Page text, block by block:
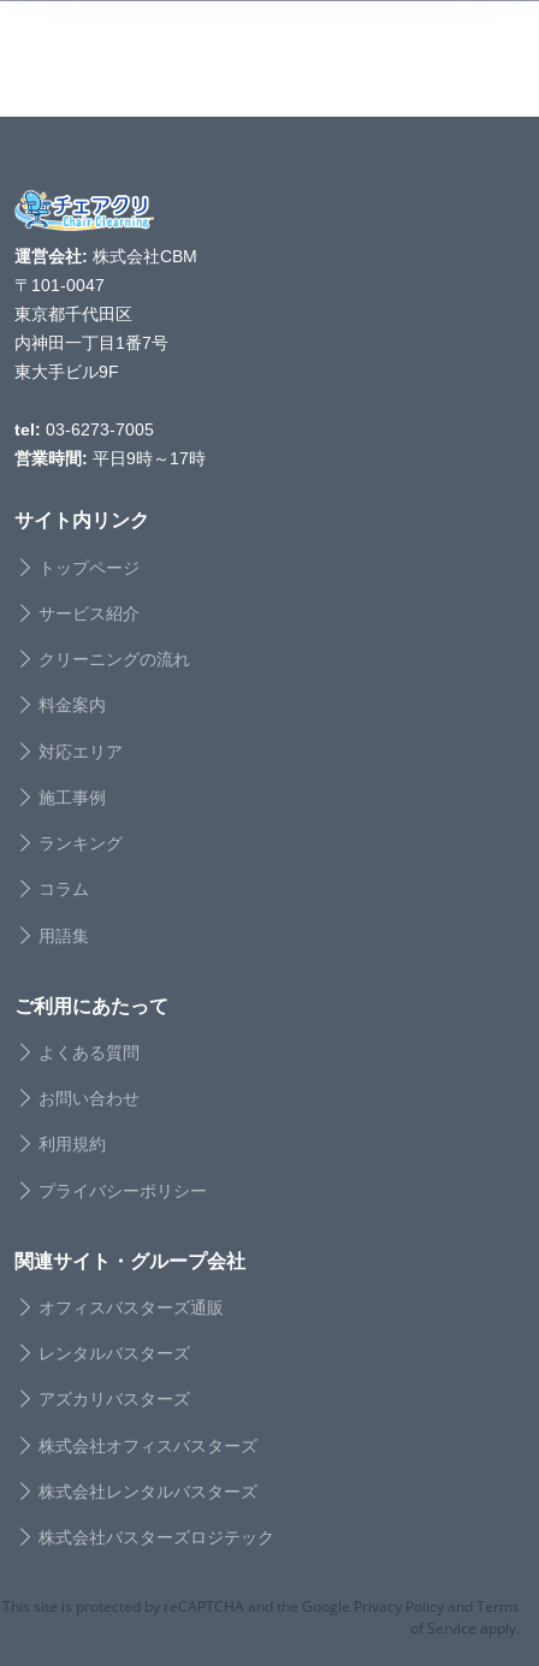
運営会社: 株式会社CBM
〒101-0047
東京都千代田区
内神田一丁目1番7号
東大手ビル9F
tel: 03-6273-7005
営業時間: 平日9時～17時
サイト内リンク
トップページ
サービス紹介
クリーニングの流れ
料金案内
対応エリア
施工事例
ランキング
コラム
用語集
ご利用にあたって
よくある質問
お問い合わせ
利用規約
プライバシーポリシー
関連サイト・グループ会社
オフィスバスターズ通販
レンタルバスターズ
アズカリバスターズ
株式会社オフィスバスターズ
株式会社レンタルバスターズ
株式会社バスターズロジテック
This site is protected by reCAPTCHA and the Google Privacy Policy and Terms
of Service apply.